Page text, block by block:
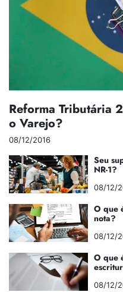
Reforma Tributária
o Varejo?
08/12/2016
Seu
NR-1?
08/12/
O que
nota?
08/12/
O que
08/12/